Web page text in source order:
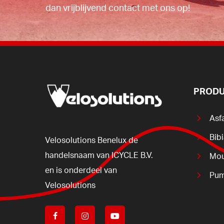
dan vrijblijvend contact met ons op!
Velosolutions Benelux de
handelsnaam van ICYCLE B.V.
en is onderdeel van
Velosolutions